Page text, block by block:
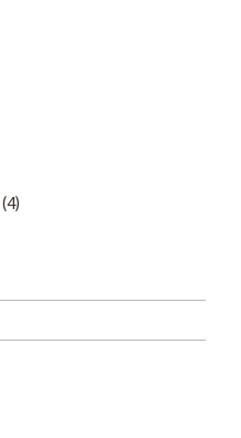
(4)